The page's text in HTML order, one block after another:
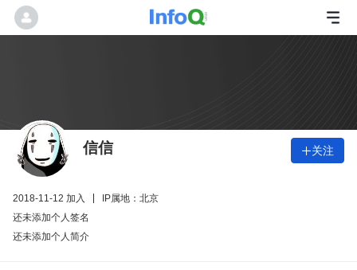
信信 关注
2018-11-12 加入
IP属地：北京
还未添加个人签名
还未添加个人简介